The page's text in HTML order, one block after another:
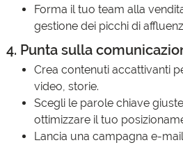
Forma il tuo team alla
gestione dei picchi di
4. Punta sulla
Crea contenuti accattivanti
video, storie.
Scegli le parole chiave
ottimizzare il tuo
Lancia una campagna e-